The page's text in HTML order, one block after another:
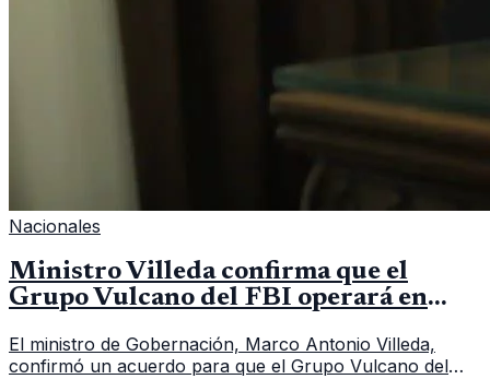
Nacionales
Ministro Villeda confirma que el
Grupo Vulcano del FBI operará en
El ministro de Gobernación, Marco Antonio Villeda,
confirmó un acuerdo para que el Grupo Vulcano del